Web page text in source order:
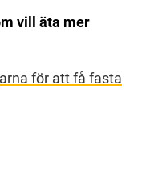
vill äta mer
för att få fasta